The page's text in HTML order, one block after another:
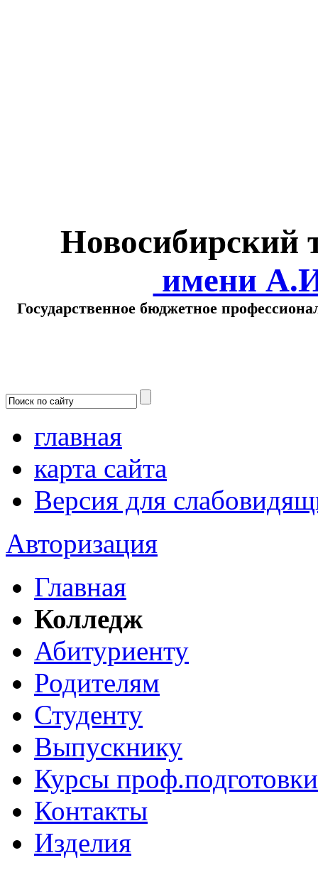
Новосибирский
имени
Государственное бюджетное
главная
карта сайта
Версия для
Авторизация
Главная
Колледж
Абитуриенту
Родителям
Студенту
Выпускнику
Курсы проф.подготовки
Контакты
Изделия